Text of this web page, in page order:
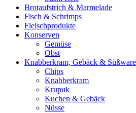
Brotaufstrich & Marmelade
Fisch & Schrimps
Fleischprodukte
Konserven
Gemüse
Obst
Knabberkram, Gebäck &
Chips
Knabberkram
Krupuk
Kuchen & Gebäck
Nüsse